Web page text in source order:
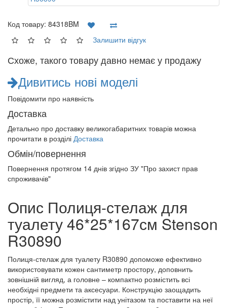
Код товару: 84318BM
Залишити відгук
Схоже, такого товару давно немає у продажу
Дивитись нові моделі
Повідомити про наявність
Доставка
Детально про доставку великогабаритних товарів можна
прочитати в розділі Доставка
Обмін/повернення
Повернення протягом 14 днів згідно ЗУ "Про захист прав
спроживачів"
Опис Полиця-стелаж для
туалету 46*25*167см Stenson
R30890
Полиця-стелаж для туалету R30890 допоможе ефективно
використовувати кожен сантиметр простору, доповнить
зовнішній вигляд, а головне – компактно розмістить всі
необхідні предмети та аксесуари. Конструкцію заощадить
простір, її можна розмістити над унітазом та поставити на неї